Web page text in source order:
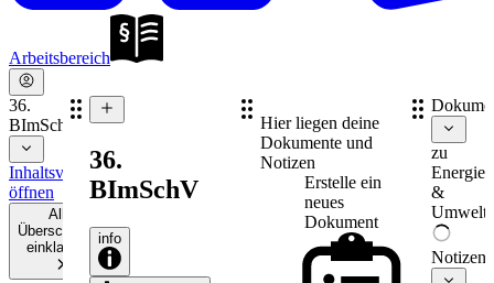
Arbeitsbereich
36.
BImSchV
Inhaltsverzeichnis
öffnen
Alle
Überschriften
einklappen
36.
BImSchV
info
Hier liegen deine
Dokumente und
Notizen
Erstelle ein
neues
Dokument
zu
Energie-
&
Notizen